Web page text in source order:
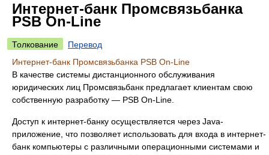
Интернет-банк Промсвязьбанка
PSB On-Line
Толкование
Перевод
Интернет-банк Промсвязьбанка PSB On-Line
В качестве системы дистанционного обслуживания
юридических лиц Промсвязьбанк предлагает клиентам свою
собственную разработку — PSB On-Line.
Доступ к интернет-банку осуществляется через Java-
приложение, что позволяет использовать для входа в интернет-
банк компьютеры с различными операционными системами и